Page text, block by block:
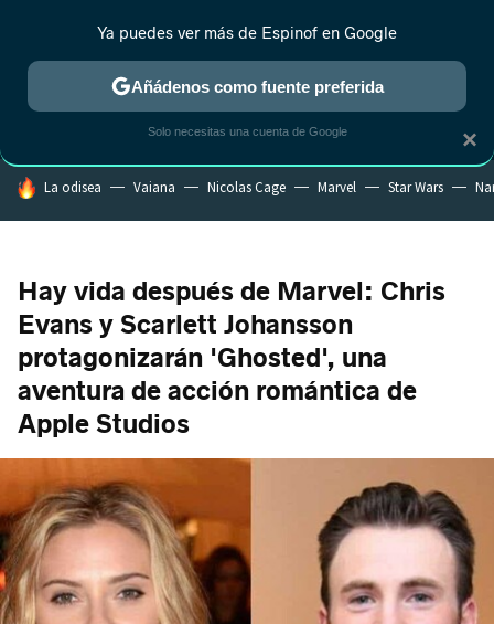
MENÚ NUEVO
ESTRENOS REALITY ANIME RANKINGS CINE
HOY SE HABLA DE
La odisea Vaiana Nicolas Cage Marvel Star Wars
Hay vida después de Marvel: Chris
Evans y Scarlett Johansson
protagonizarán 'Ghosted', una
aventura de acción romántica de
Apple Studios
×
Ya puedes ver más de Espinof en Google
Añádenos como fuente preferida
Solo necesitas una cuenta de Google